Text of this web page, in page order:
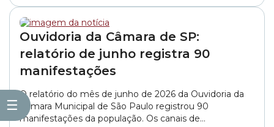
☰
Ouvidoria da Câmara de SP:
relatório de junho registra 90
manifestações
O relatório do mês de junho de 2026 da Ouvidoria da
Câmara Municipal de São Paulo registrou 90
manifestações da população. Os canais de